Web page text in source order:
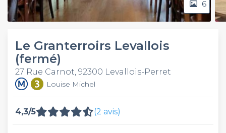
6
Le Granterroirs Levallois
(fermé)
27 Rue Carnot, 92300 Levallois-Perret
Louise Michel
4,3/5 (2 avis)